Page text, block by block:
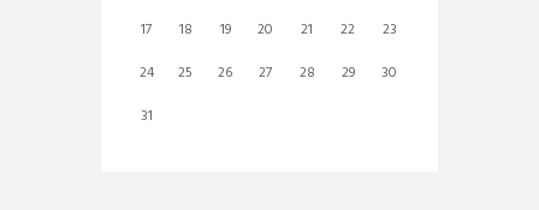
17
18 19 20 21 22
23
24
25 26 27 28 29
30
31